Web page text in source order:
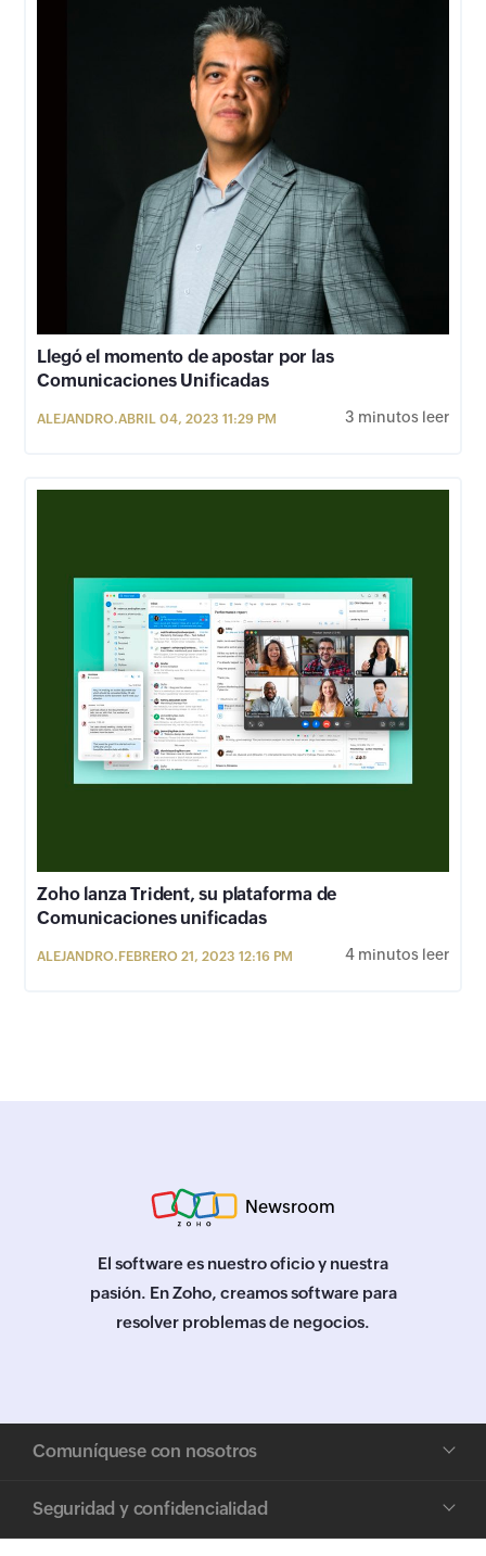
Llegó el momento de apostar por las
Comunicaciones Unificadas
ALEJANDRO.ABRIL 04, 2023 11:29 PM 3 minutos leer
Zoho lanza Trident, su plataforma de
Comunicaciones unificadas
ALEJANDRO. FEBRERO 21, 2023 12:16 PM 4 minutos leer
Newsroom
El software es nuestro oficio y nuestra
pasión. En Zoho, creamos software para
resolver problemas de negocios.
Comuníquese con nosotros
Seguridad y confidencialidad